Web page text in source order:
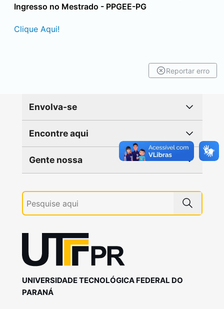
Ingresso no Mestrado - PPGEE-PG
Clique Aqui!
Reportar erro
Envolva-se
Encontre aqui
Gente nossa
UNIVERSIDADE TECNOLÓGICA FEDERAL DO
PARANÁ